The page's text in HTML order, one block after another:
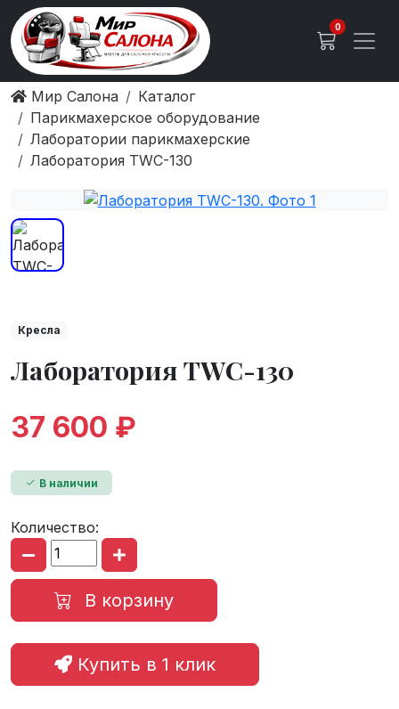
0
Мир Салона
Каталог
Парикмахерское оборудование
Лаборатории парикмахерские
Лаборатория TWC-130
Кресла
Лаборатория TWC-130
37 600 ₽
В наличии
Количество:
В корзину
Купить в 1 клик